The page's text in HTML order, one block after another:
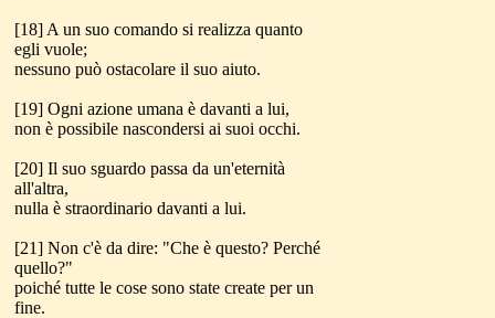
[18] A un suo comando si realizza quanto
egli vuole;
nessuno può ostacolare il suo aiuto.
[19] Ogni azione umana è davanti a lui,
non è possibile nascondersi ai suoi occhi.
[20] Il suo sguardo passa da un'eternità
all'altra,
nulla è straordinario davanti a lui.
[21] Non c'è da dire: "Che è questo? Perché
quello?"
poiché tutte le cose sono state create per un
fine.